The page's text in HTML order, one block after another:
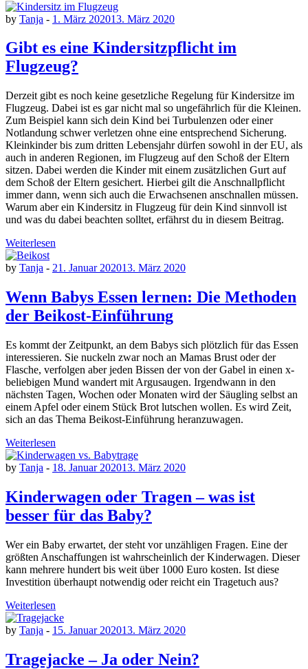
by Tanja - 1. März 202013. März 2020
Gibt es eine Kindersitzpflicht im
Flugzeug?
Derzeit gibt es noch keine gesetzliche Regelung für Kindersitze im
Flugzeug. Dabei ist es gar nicht mal so ungefährlich für die Kleinen.
Zum Beispiel kann sich dein Kind bei Turbulenzen oder einer
Notlandung schwer verletzen ohne eine entsprechend Sicherung.
Kleinkinder bis zum dritten Lebensjahr dürfen sowohl in der EU, als
auch in anderen Regionen, im Flugzeug auf den Schoß der Eltern
sitzen. Dabei werden die Kinder mit einem zusätzlichen Gurt auf
dem Schoß der Eltern gesichert. Hierbei gilt die Anschnallpflicht
immer dann, wenn sich auch die Erwachsenen anschnallen müssen.
Warum aber ein Kindersitz in Flugzeug für dein Kind sinnvoll ist
und was du dabei beachten solltet, erfährst du in diesem Beitrag.
Weiterlesen
by Tanja - 21. Januar 202013. März 2020
Wenn Babys Essen lernen: Die Methoden
der Beikost-Einführung
Es kommt der Zeitpunkt, an dem Babys sich plötzlich für das Essen
interessieren. Sie nuckeln zwar noch an Mamas Brust oder der
Flasche, verfolgen aber jeden Bissen der von der Gabel in einen x-
beliebigen Mund wandert mit Argusaugen. Irgendwann in den
nächsten Tagen, Wochen oder Monaten wird der Säugling selbst an
einem Apfel oder einem Stück Brot lutschen wollen. Es wird Zeit,
sich an das Thema Beikost-Einführung heranzuwagen.
Weiterlesen
by Tanja - 18. Januar 202013. März 2020
Kinderwagen oder Tragen – was ist
besser für das Baby?
Wer ein Baby erwartet, der steht vor unzähligen Fragen. Eine der
größten Anschaffungen ist wahrscheinlich der Kinderwagen. Dieser
kann mehrere hundert bis weit über 1000 Euro kosten. Ist diese
Investition überhaupt notwendig oder reicht ein Tragetuch aus?
Weiterlesen
by Tanja - 15. Januar 202013. März 2020
Tragejacke – Ja oder Nein?